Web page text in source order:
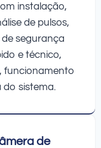
instalação,
de pulsos,
segurança
e técnico,
funcionamento
do sistema.
de